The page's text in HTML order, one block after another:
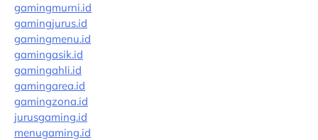
gamingmurni.id
gamingjurus.id
gamingmenu.id
gamingasik.id
gamingahli.id
gamingarea.id
gamingzona.id
jurusgaming.id
menugaming.id